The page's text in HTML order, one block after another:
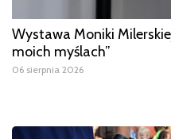
Wystawa Moniki
moich myślach”
06 sierpnia 2026